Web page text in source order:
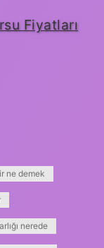
Fiyatları
ne demek
nerede